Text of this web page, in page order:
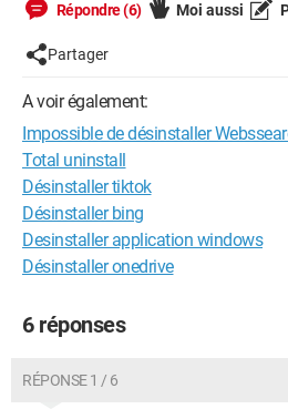
Répondre (6) Moi aussi
Partager
A voir également:
Impossible de désinstaller
Total uninstall
Désinstaller tiktok
Désinstaller bing
Desinstaller application windows
Désinstaller onedrive
6 réponses
RÉPONSE 1 / 6